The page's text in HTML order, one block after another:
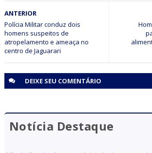
Inscrições para cursos técnicos da rede
até 14 de julho
ANTERIOR
Polícia Militar conduz dois
homens suspeitos de
atropelamento e ameaça no
centro de Jaguarari
DEIXE SEU COMENTÁRIO
Notícia Destaque